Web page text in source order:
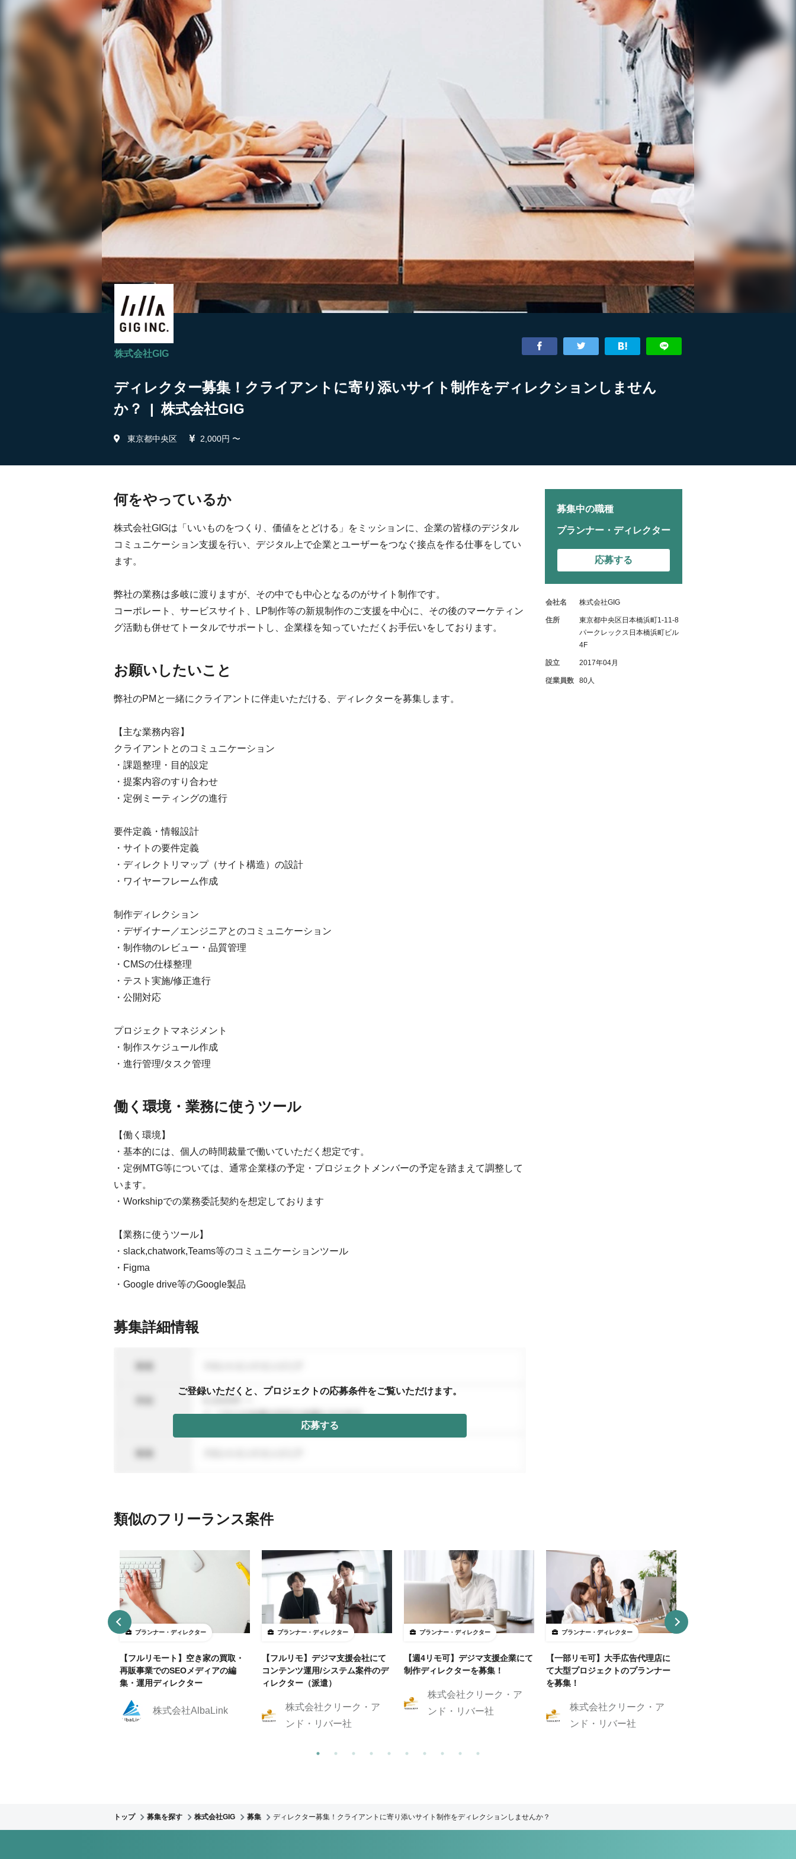
株式会社GIG
ディレクター募集！クライアントに寄り添いサイト制作をディレクションしません
か？ | 株式会社GIG
東京都中央区 2,000円 〜
何をやっているか
株式会社GIGは「いいものをつくり、価値をとどける」をミッションに、企業の皆様のデジタル
コミュニケーション支援を行い、デジタル上で企業とユーザーをつなぐ接点を作る仕事をしてい
ます。
弊社の業務は多岐に渡りますが、その中でも中心となるのがサイト制作です。
コーポレート、サービスサイト、LP制作等の新規制作のご支援を中心に、その後のマーケティン
グ活動も併せてトータルでサポートし、企業様を知っていただくお手伝いをしております。
お願いしたいこと
弊社のPMと一緒にクライアントに伴走いただける、ディレクターを募集します。
【主な業務内容】
クライアントとのコミュニケーション
・課題整理・目的設定
・提案内容のすり合わせ
・定例ミーティングの進行
要件定義・情報設計
・サイトの要件定義
・ディレクトリマップ（サイト構造）の設計
・ワイヤーフレーム作成
制作ディレクション
・デザイナー／エンジニアとのコミュニケーション
・制作物のレビュー・品質管理
・CMSの仕様整理
・テスト実施/修正進行
・公開対応
プロジェクトマネジメント
・制作スケジュール作成
・進行管理/タスク管理
働く環境・業務に使うツール
【働く環境】
・基本的には、個人の時間裁量で働いていただく想定です。
・定例MTG等については、通常企業様の予定・プロジェクトメンバーの予定を踏まえて調整して
います。
・Workshipでの業務委託契約を想定しております
【業務に使うツール】
・slack,chatwork,Teams等のコミュニケーションツール
・Figma
・Google drive等のGoogle製品
募集詳細情報
ご登録いただくと、プロジェクトの応募条件をご覧いただけます。
応募する
募集中の職種
プランナー・ディレクター
応募する
会社名 株式会社GIG
住所
東京都中央区日本橋浜町1-11-8
パークレックス日本橋浜町ビル
4F
設立 2017年04月
従業員数 80人
類似のフリーランス案件
プランナー・ディレクター
【フルリモート】空き家の買取・
再販事業でのSEOメディアの編
集・運用ディレクター
株式会社AlbaLink
プランナー・ディレクター
【フルリモ】デジマ支援会社にて
コンテンツ運用/システム案件のデ
ィレクター（派遣）
株式会社クリーク・ア
ンド・リバー社
プランナー・ディレクター
【週4リモ可】デジマ支援企業にて
制作ディレクターを募集！
株式会社クリーク・ア
ンド・リバー社
プランナー・ディレクター
【一部リモ可】大手広告代理店に
て大型プロジェクトのプランナー
を募集！
株式会社クリーク・ア
ンド・リバー社
トップ 募集を探す 株式会社GIG 募集 ディレクター募集！クライアントに寄り添いサイト制作をディレクションしませんか？